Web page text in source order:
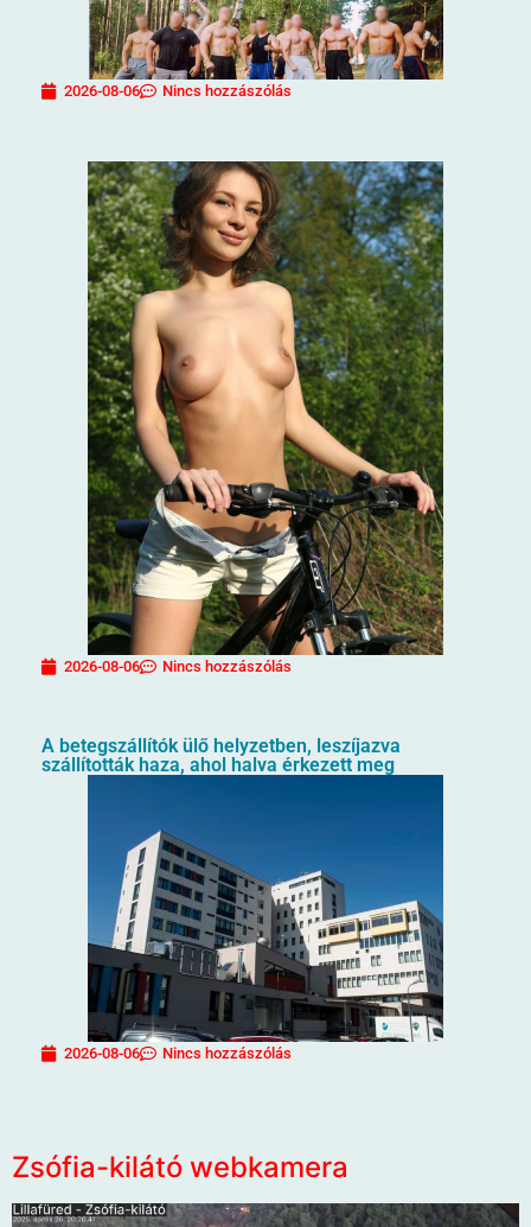
2026-08-06 Nincs hozzászólás
2026-08-06 Nincs hozzászólás
A betegszállítók ülő helyzetben, leszíjazva
szállították haza, ahol halva érkezett meg
2026-08-06 Nincs hozzászólás
Zsófia-kilátó webkamera